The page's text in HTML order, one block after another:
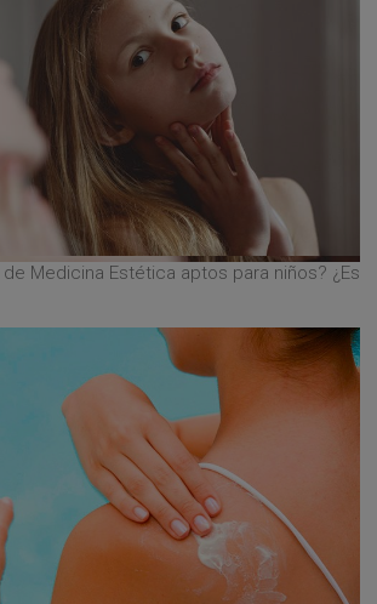
Medicina Estética aptos para niños? ¿Es